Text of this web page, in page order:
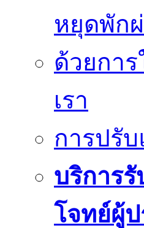
หยุดพัก
ด้วยกา
เรา
การปรั
บริการ
โจทย์ผู้